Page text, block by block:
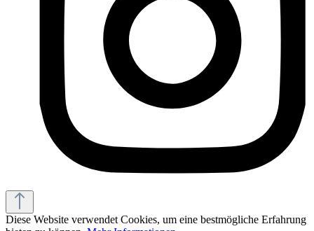
Diese Website verwendet Cookies, um eine bestmögliche Erfahrung